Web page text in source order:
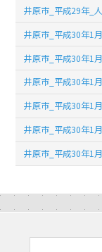
井原市_平成29年_
井原市_平成30年1
井原市_平成30年1
井原市_平成30年1
井原市_平成30年1
井原市_平成30年1
井原市_平成30年1